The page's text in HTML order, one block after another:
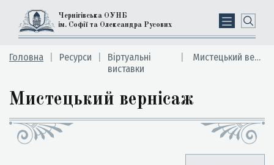
Чернігівська ОУНБ
ім. Софії та Олександра Русових
Головна Ресурси
Вiртуальні
виставки
Мистецький вернісаж
Мистецький вернісаж